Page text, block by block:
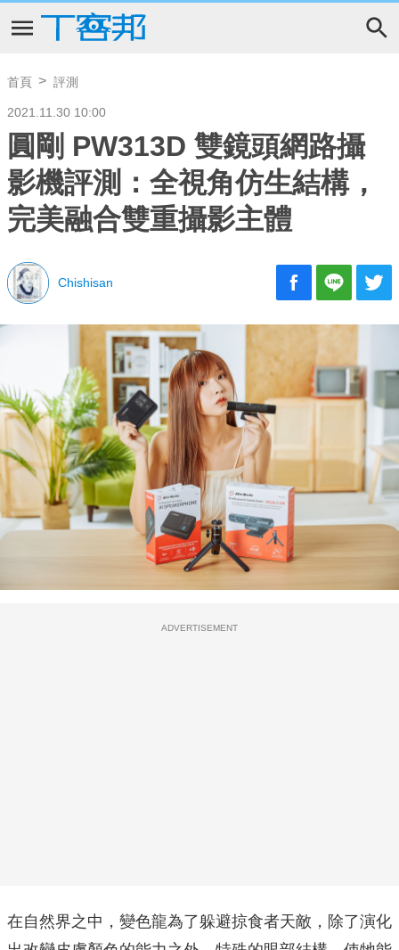
首頁 評測
2021.11.30 10:00
圓剛 PW313D 雙鏡頭網路攝
影機評測：全視角仿生結構，
完美融合雙重攝影主體
Chishisan
ADVERTISEMENT
在自然界之中，變色龍為了躲避掠食者天敵，除了演化